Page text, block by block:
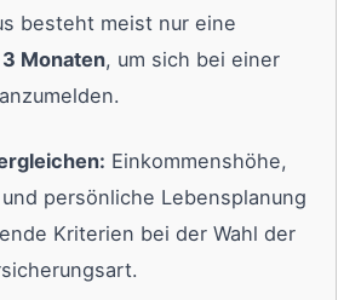
besteht meist nur eine
Monaten, um sich bei einer
Einkommenshöhe,
persönliche Lebensplanung
Kriterien bei der Wahl der